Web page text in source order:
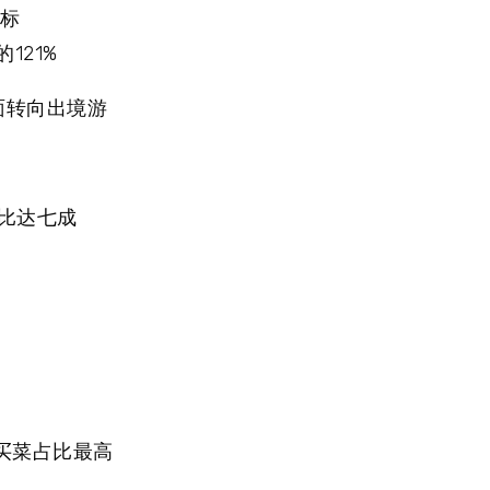
121%
转向出境游
达七成
菜占比最高